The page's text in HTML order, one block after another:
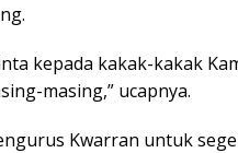
kepada kakak-kakak
masing,” ucapnya.
Kwarran untuk